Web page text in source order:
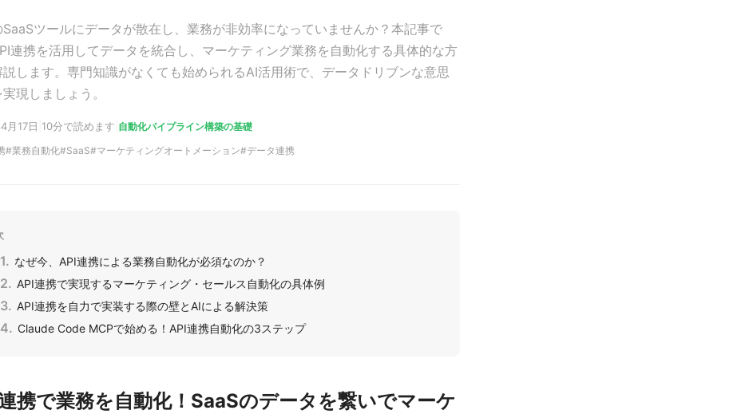
ツールにデータが散在し、業務が非効率になっていませんか？本記事で
連携を活用してデータを統合し、マーケティング業務を自動化する具体的な方
します。専門知識がなくても始められるAI活用術で、データドリブンな意思
現しましょう。
月17日 10分で読めます 自動化パイプライン構築の基礎
業務自動化 SaaS マーケティングオートメーション データ連携
なぜ今、API連携による業務自動化が必須なのか？
API連携で実現するマーケティング・セールス自動化の具体例
API連携を自力で実装する際の壁とAIによる解決策
Claude Code MCPで始める！API連携自動化の3ステップ
携で業務を自動化！SaaSのデータを繋いでマーケ